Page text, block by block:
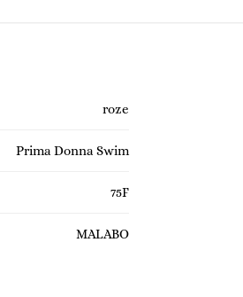
roze
Prima Donna Swim
75F
MALABO